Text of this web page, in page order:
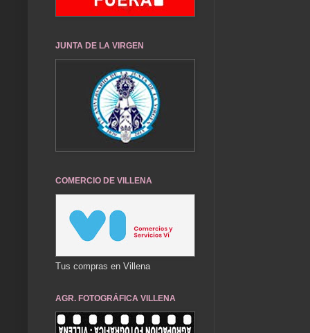
JUNTA DE LA VIRGEN
COMERCIO DE VILLENA
Tus compras en Villena
AGR. FOTOGRÁFICA VILLENA